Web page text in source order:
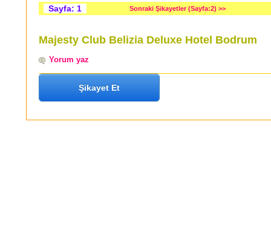
Sayfa: 1 Sonraki Şikayetler (Sayfa:2) >>
Majesty Club Belizia Deluxe Hotel Bodrum
Yorum yaz
Şikayet Et